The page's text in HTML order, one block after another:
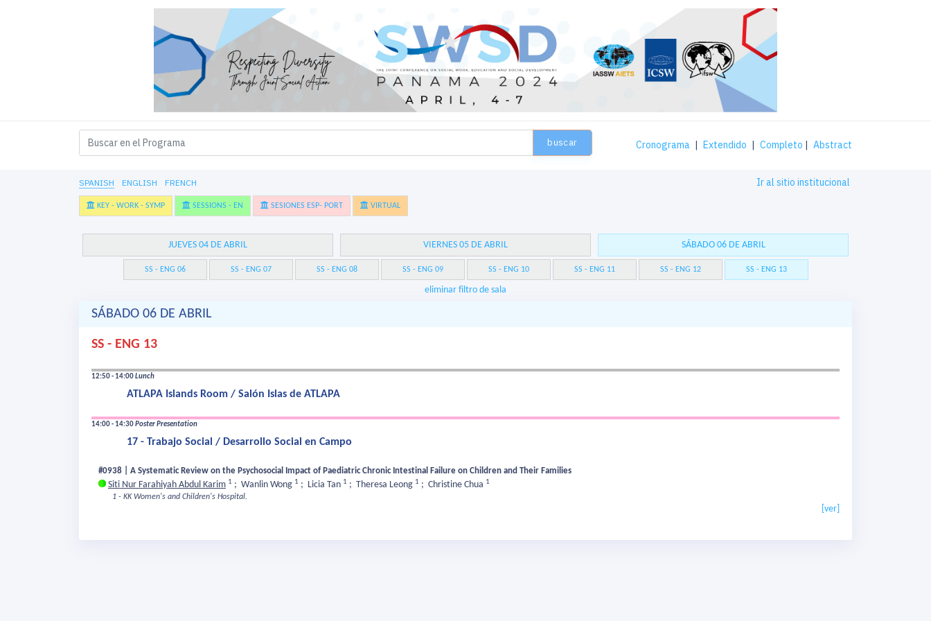
buscar Cronograma | Extendido | Completo | Abstract
SPANISH ENGLISH FRENCH Ir al sitio institucional
KEY - WORK - SYMP SESSIONS - EN SESIONES ESP- PORT VIRTUAL
JUEVES 04 DE ABRIL VIERNES 05 DE ABRIL SÁBADO 06 DE ABRIL
SS - ENG 06 SS - ENG 07 SS - ENG 08 SS - ENG 09 SS - ENG 10 SS - ENG 11 SS - ENG 12 SS - ENG 13
eliminar filtro de sala
SÁBADO 06 DE ABRIL
SS - ENG 13
12:50 - 14:00Lunch
ATLAPA Islands Room / Salón Islas de ATLAPA
14:00 - 14:30Poster Presentation
17 - Trabajo Social / Desarrollo Social en Campo
#0938 | A Systematic Review on the Psychosocial Impact of Paediatric Chronic Intestinal Failure on Children and Their Families
Siti Nur Farahiyah Abdul Karim 1 ; Wanlin Wong 1 ; Licia Tan 1 ; Theresa Leong 1 ; Christine Chua 1
1 - KK Women's and Children's Hospital.
[ver]